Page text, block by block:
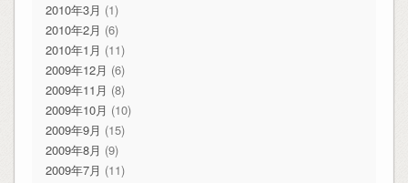
2010年3月 (1)
2010年2月 (6)
2010年1月 (11)
2009年12月 (6)
2009年11月 (8)
2009年10月 (10)
2009年9月 (15)
2009年8月 (9)
2009年7月 (11)